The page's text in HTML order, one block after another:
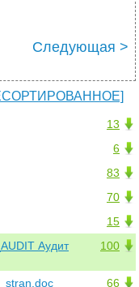
Следующая >
13
6
83
70
15
100
Аудит
66